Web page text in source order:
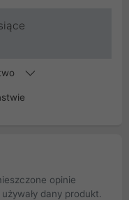
opinie
dany produkt.